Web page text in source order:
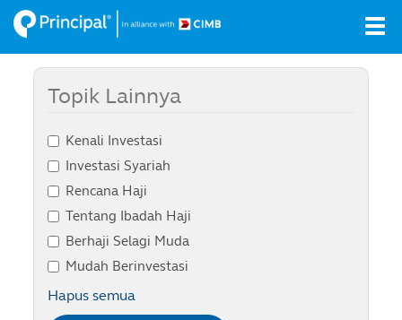
Skip
to
content
Topik Lainnya
Kenali Investasi
Investasi Syariah
Rencana Haji
Tentang Ibadah Haji
Berhaji Selagi Muda
Mudah Berinvestasi
Hapus semua